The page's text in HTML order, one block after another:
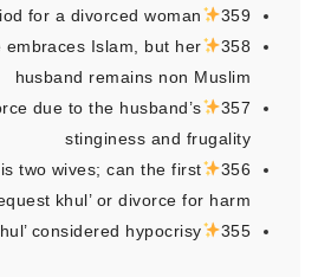
359
for a divorced woman
358
embraces Islam, but her
husband remains non Muslim
357
due to the husband’s
stinginess and frugality
356
two wives; can the first
khul’ or divorce for harm
355
considered hypocrisy